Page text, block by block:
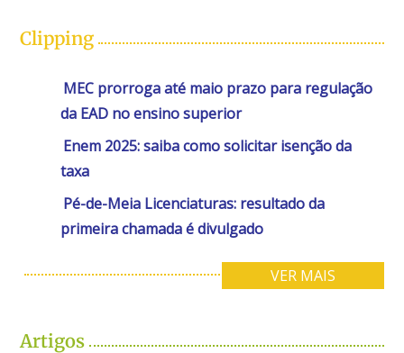
Clipping
MEC prorroga até maio prazo para regulação
da EAD no ensino superior
Enem 2025: saiba como solicitar isenção da
taxa
Pé-de-Meia Licenciaturas: resultado da
primeira chamada é divulgado
VER MAIS
Artigos